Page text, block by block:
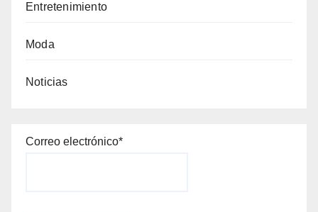
Entretenimiento
Moda
Noticias
Correo electrónico*